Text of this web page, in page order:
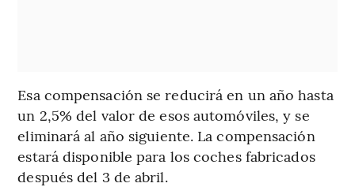
Esa compensación se reducirá en un año hasta
un 2,5% del valor de esos automóviles, y se
eliminará al año siguiente. La compensación
estará disponible para los coches fabricados
después del 3 de abril.